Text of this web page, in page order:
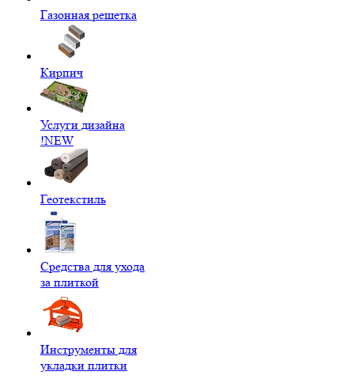
Газонная решетка
Кирпич
Услуги дизайна
!NEW
Геотекстиль
Средства для ухода
за плиткой
Инструменты для
укладки плитки